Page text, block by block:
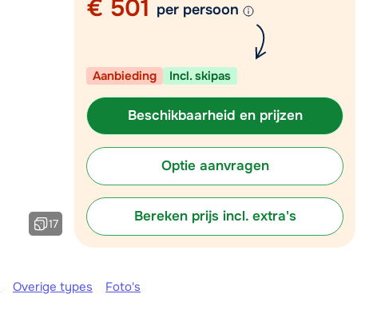
Plan een terugbelverzoek
Chat met wintersportspecialist
Bel ons via 03 3037838
17
€ 501 per persoon
Aanbieding Incl. skipas
Beschikbaarheid en prijzen
Optie aanvragen
Bereken prijs incl. extra's
Overige types Foto's